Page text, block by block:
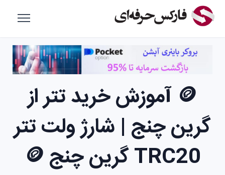
🪙 آموزش خرید تتر از
گرین چنج | شارژ ولت تتر
TRC20 گرین چنج 🪙